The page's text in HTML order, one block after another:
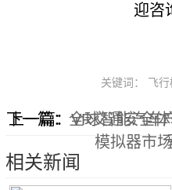
迎咨
关键词： 飞
上一篇：VR交通安全
下一篇： 全球智能汽车
模拟器市
相关新闻